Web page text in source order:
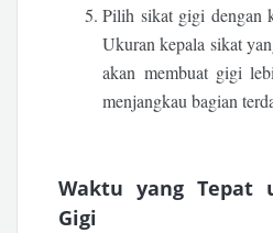
Pilih sikat gigi dengan
Ukuran kepala sikat
akan membuat gigi
menjangkau bagian
Waktu yang Tepat
Gigi